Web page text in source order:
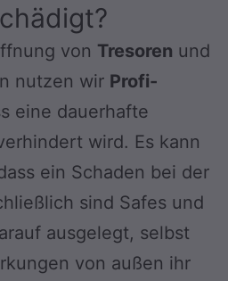
von Tresoren und
nutzen wir Profi-
eine dauerhafte
wird. Es kann
ein Schaden bei der
sind Safes und
ausgelegt, selbst
von außen ihr